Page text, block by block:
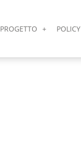
PROGETTO POLICY